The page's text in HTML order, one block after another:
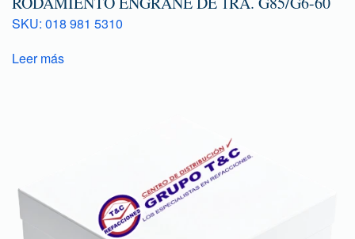
SKU: 018 981 5310
Leer más